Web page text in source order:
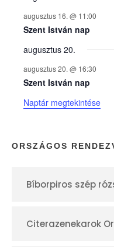
e
k
n
a
p
r
augusztus 16. @ 11:00
Szent István nap
augusztus 20.
augusztus 20. @ 16:30
Szent István nap
Naptár megtekintése
ORSZÁGOS
Bíborpiros szép
Citerazenekarok